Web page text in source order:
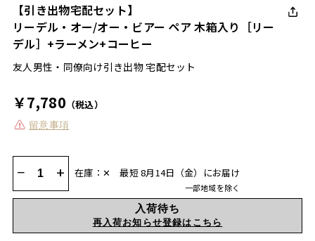
【引き出物宅配セット】
リーデル・オー/オー・ビアー ペア 木箱入り［リー
デル］+ラーメン+コーヒー
友人男性・同僚向け引き出物 宅配セット
￥7,780 （税込）
留意事項
− + 在庫：✕ 最短 8月14日（金）にお届け
一部地域を除く
入荷待ち
再入荷お知らせ登録はこちら